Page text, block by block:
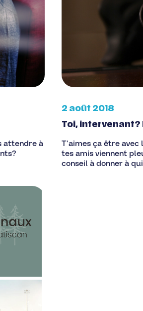
attendre à
2 août 2018
Toi,
T’aimes ça être
tes amis viennent
conseil à donner à